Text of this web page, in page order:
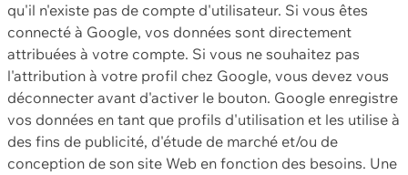
qu'il n'existe pas de compte d'utilisateur. Si vous êtes
connecté à Google, vos données sont directement
attribuées à votre compte. Si vous ne souhaitez pas
l'attribution à votre profil chez Google, vous devez vous
déconnecter avant d'activer le bouton. Google enregistre
vos données en tant que profils d'utilisation et les utilise à
des fins de publicité, d'étude de marché et/ou de
conception de son site Web en fonction des besoins. Une